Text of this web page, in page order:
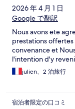
2026 年 4 月 1 日
Google で翻訳
Nous avons ete
prestations
convenance et
l'intention d'y
julien、2 泊旅行
宿泊者限定の口コミ